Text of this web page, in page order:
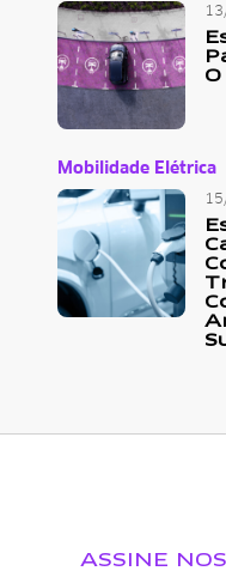
Mobilidade Elétrica
ASSINE